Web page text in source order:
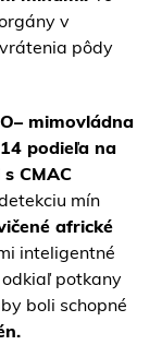
v
pôdy
mimovládna
podieľa na
CMAC
mín
africké
inteligentné
, odkiaľ potkany
boli schopné